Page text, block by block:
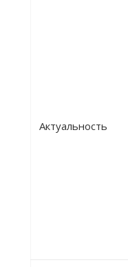
Актуальность